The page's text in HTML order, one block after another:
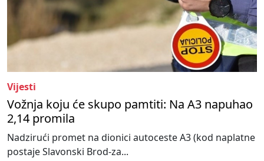
Vijesti
Vožnja koju će skupo pamtiti: Na A3 napuhao
2,14 promila
Nadzirući promet na dionici autoceste A3 (kod naplatne
postaje Slavonski Brod-za...